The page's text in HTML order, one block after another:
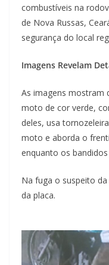
combustíveis na
de Nova Russas,
segurança do local
Imagens Revelam
As imagens mostram
moto de cor verde,
deles, usa
moto e aborda o
enquanto os
Na fuga o suspeito
da placa.